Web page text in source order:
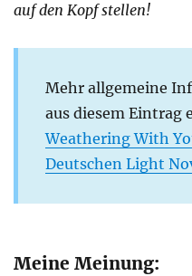
auf den Kopf stellen!
Mehr allgemeine
aus diesem Eintrag
Weathering With
Deutschen Light
Meine Meinung: